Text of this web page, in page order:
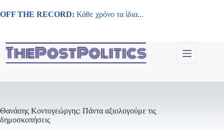
στο
OFF THE RECORD: Κάθε χρόνο τα ίδια...
Θανάσης Κοντογεώργης: Πάντα αξιολογούμε τις
δημοσκοπήσεις